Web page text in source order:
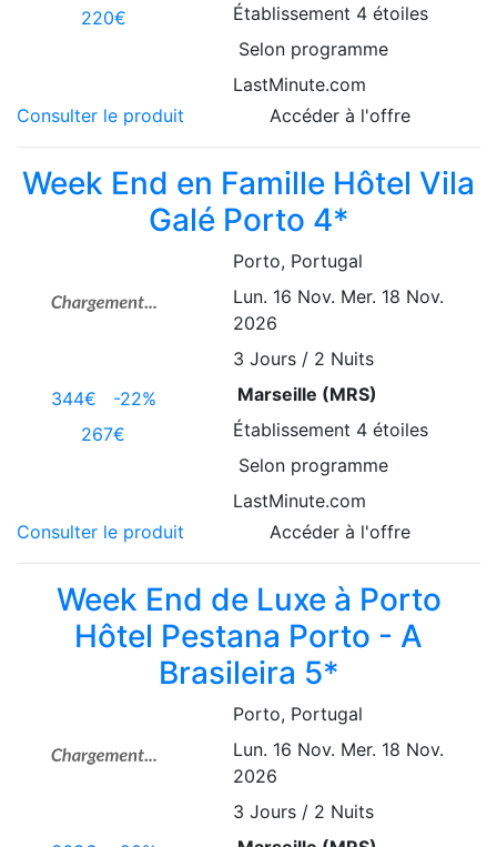
220€
Établissement 4 étoiles
Selon programme
LastMinute.com
Consulter le produit
Accéder à l'offre
Week End en Famille Hôtel Vila
Galé Porto 4*
344€ -22%
267€
Porto, Portugal
Lun. 16 Nov. Mer. 18 Nov.
2026
3 Jours / 2 Nuits
Marseille (MRS)
Établissement 4 étoiles
Selon programme
LastMinute.com
Consulter le produit
Accéder à l'offre
Week End de Luxe à Porto
Hôtel Pestana Porto - A
Brasileira 5*
Porto, Portugal
Lun. 16 Nov. Mer. 18 Nov.
2026
3 Jours / 2 Nuits